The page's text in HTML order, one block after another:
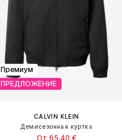
Премиум
ПРЕДЛОЖЕНИЕ
CALVIN KLEIN
Демисезонная куртка
От 65,40 €